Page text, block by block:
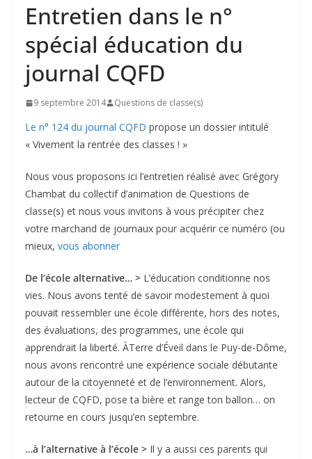
Entretien dans le n°
spécial éducation du
journal CQFD
9 septembre 2014 Questions de classe(s)
Le n° 124 du journal CQFD propose un dossier intitulé
« Vivement la rentrée des classes ! »
Nous vous proposons ici l’entretien réalisé avec Grégory
Chambat du collectif d’animation de Questions de
classe(s) et nous vous invitons à vous précipiter chez
votre marchand de journaux pour acquérir ce numéro (ou
mieux, vous abonner
De l’école alternative… > L’éducation conditionne nos
vies. Nous avons tenté de savoir modestement à quoi
pouvait ressembler une école différente, hors des notes,
des évaluations, des programmes, une école qui
apprendrait la liberté. ÀTerre d’Éveil dans le Puy-de-Dôme,
nous avons rencontré une expérience sociale débutante
autour de la citoyenneté et de l’environnement. Alors,
lecteur de CQFD, pose ta bière et range ton ballon… on
retourne en cours jusqu’en septembre.
…à l’alternative à l’école > Il y a aussi ces parents qui